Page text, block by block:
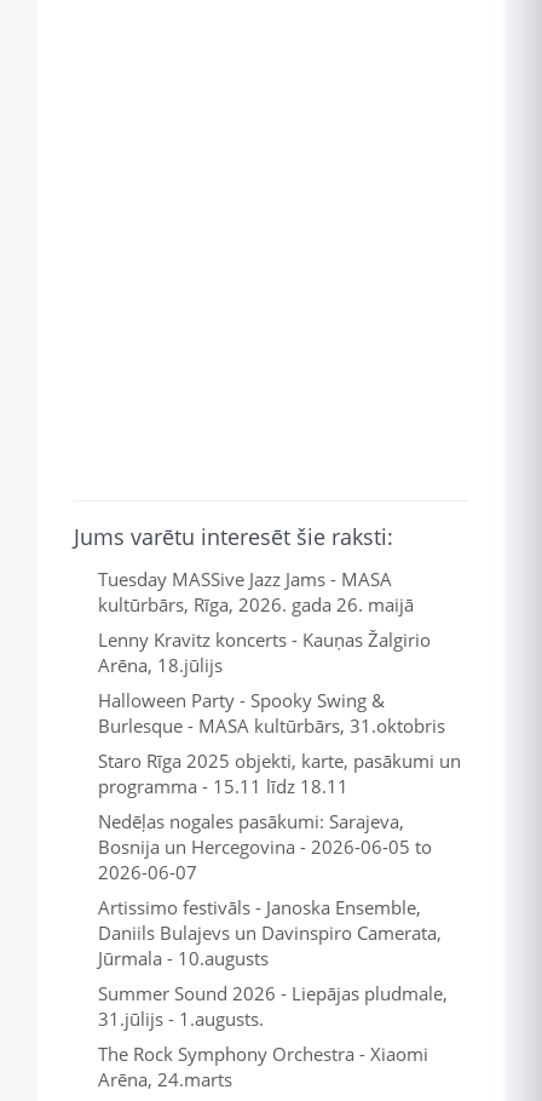
Jums varētu interesēt šie raksti:
Tuesday MASSive Jazz Jams - MASA
kultūrbārs, Rīga, 2026. gada 26. maijā
Lenny Kravitz koncerts - Kauņas Žalgirio
Arēna, 18.jūlijs
Halloween Party - Spooky Swing &
Burlesque - MASA kultūrbārs, 31.oktobris
Staro Rīga 2025 objekti, karte, pasākumi un
programma - 15.11 līdz 18.11
Nedēļas nogales pasākumi: Sarajeva,
Bosnija un Hercegovina - 2026-06-05 to
2026-06-07
Artissimo festivāls - Janoska Ensemble,
Daniils Bulajevs un Davinspiro Camerata,
Jūrmala - 10.augusts
Summer Sound 2026 - Liepājas pludmale,
31.jūlijs - 1.augusts.
The Rock Symphony Orchestra - Xiaomi
Arēna, 24.marts